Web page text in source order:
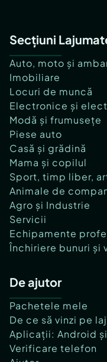
Secțiuni
Auto, moto și
Imobiliare
Locuri de muncă
Electronice și
Modă și frumusețe
Piese auto
Casă și grădină
Mama și copilul
Sport, timp liber,
Animale de
Agro și Industrie
Servicii
Echipamente
Închiriere bunuri și
De ajutor
Pachetele mele
De ce să vinzi pe
Aplicații: Android
Verificare telefon